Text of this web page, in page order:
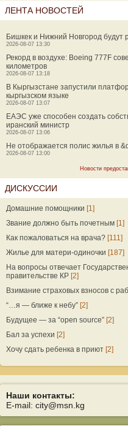
ЛЕНТА НОВОСТЕЙ
Бишкек и Нижний Новгород будут
2026-08-07 13:30
Рекорд в воздухе: Boeing 777F
километров
2026-08-07 13:18
В Кыргызстане запустили
кыргызском языке
2026-08-07 13:07
ЕАЭС уже способен создать
иранский министр
2026-08-07 13:06
Не отображается полис жилья в
2026-08-07 13:00
Новости
ДИСКУССИИ
Домашние помощники [1]
Звание должно быть почетным [1]
Как пожаловаться на врача? [111]
Жилье для матери-одиночки [187]
На вопросы отвечает
правительстве КР [2]
Взимание страховых взносов с
“…я — ближе к небу” [2]
Будущее — за “open source” [2]
Бал за успехи [2]
Хочу сдать ребенка в приют [2]
Наши контакты:
E-mail: city@msn.kg